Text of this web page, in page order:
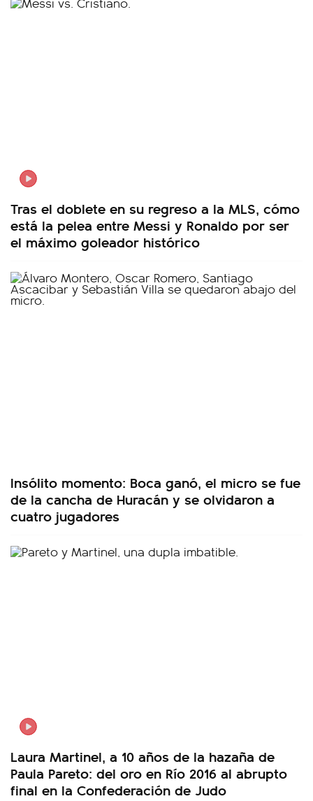
Tras el doblete en su regreso a la MLS, cómo
está la pelea entre Messi y Ronaldo por ser
el máximo goleador histórico
Insólito momento: Boca ganó, el micro se fue
de la cancha de Huracán y se olvidaron a
cuatro jugadores
Laura Martinel, a 10 años de la hazaña de
Paula Pareto: del oro en Río 2016 al abrupto
final en la Confederación de Judo